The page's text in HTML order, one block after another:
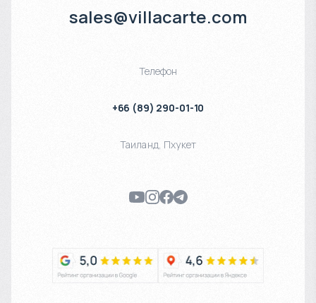
sales@villacarte.com
Телефон
+66 (89) 290-01-10
Таиланд Пхукет